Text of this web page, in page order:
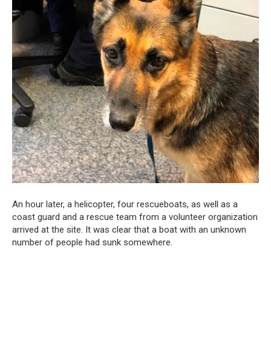
An hour later, a helicopter, four rescueboats, as well as a
coast guard and a rescue team from a volunteer organization
arrived at the site. It was clear that a boat with an unknown
number of people had sunk somewhere.